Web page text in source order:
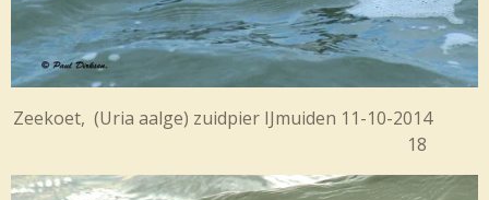
Zeekoet, (Uria aalge) zuidpier IJmuiden 11-10-2014
18